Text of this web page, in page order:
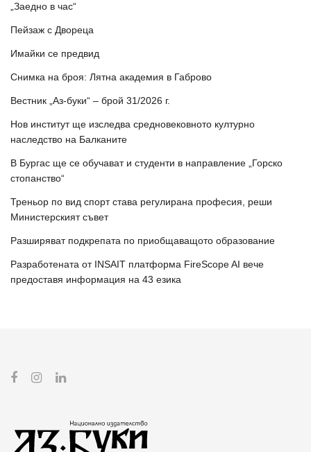
„Заедно в час“
Пейзаж с Двореца
Имайки се предвид
Снимка на броя: Лятна академия в Габрово
Вестник „Аз-буки“ – брой 31/2026 г.
Нов институт ще изследва средновековното културно
наследство на Балканите
В Бургас ще се обучават и студенти в направление „Горско
стопанство“
Треньор по вид спорт става регулирана професия, реши
Министерският съвет
Разширяват подкрепата по приобщаващото образование
Разработената от INSAIT платформа FireScope AI вече
предоставя информация на 43 езика